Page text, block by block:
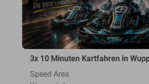
3x 10 Minuten Kartfahren in
Speed Area